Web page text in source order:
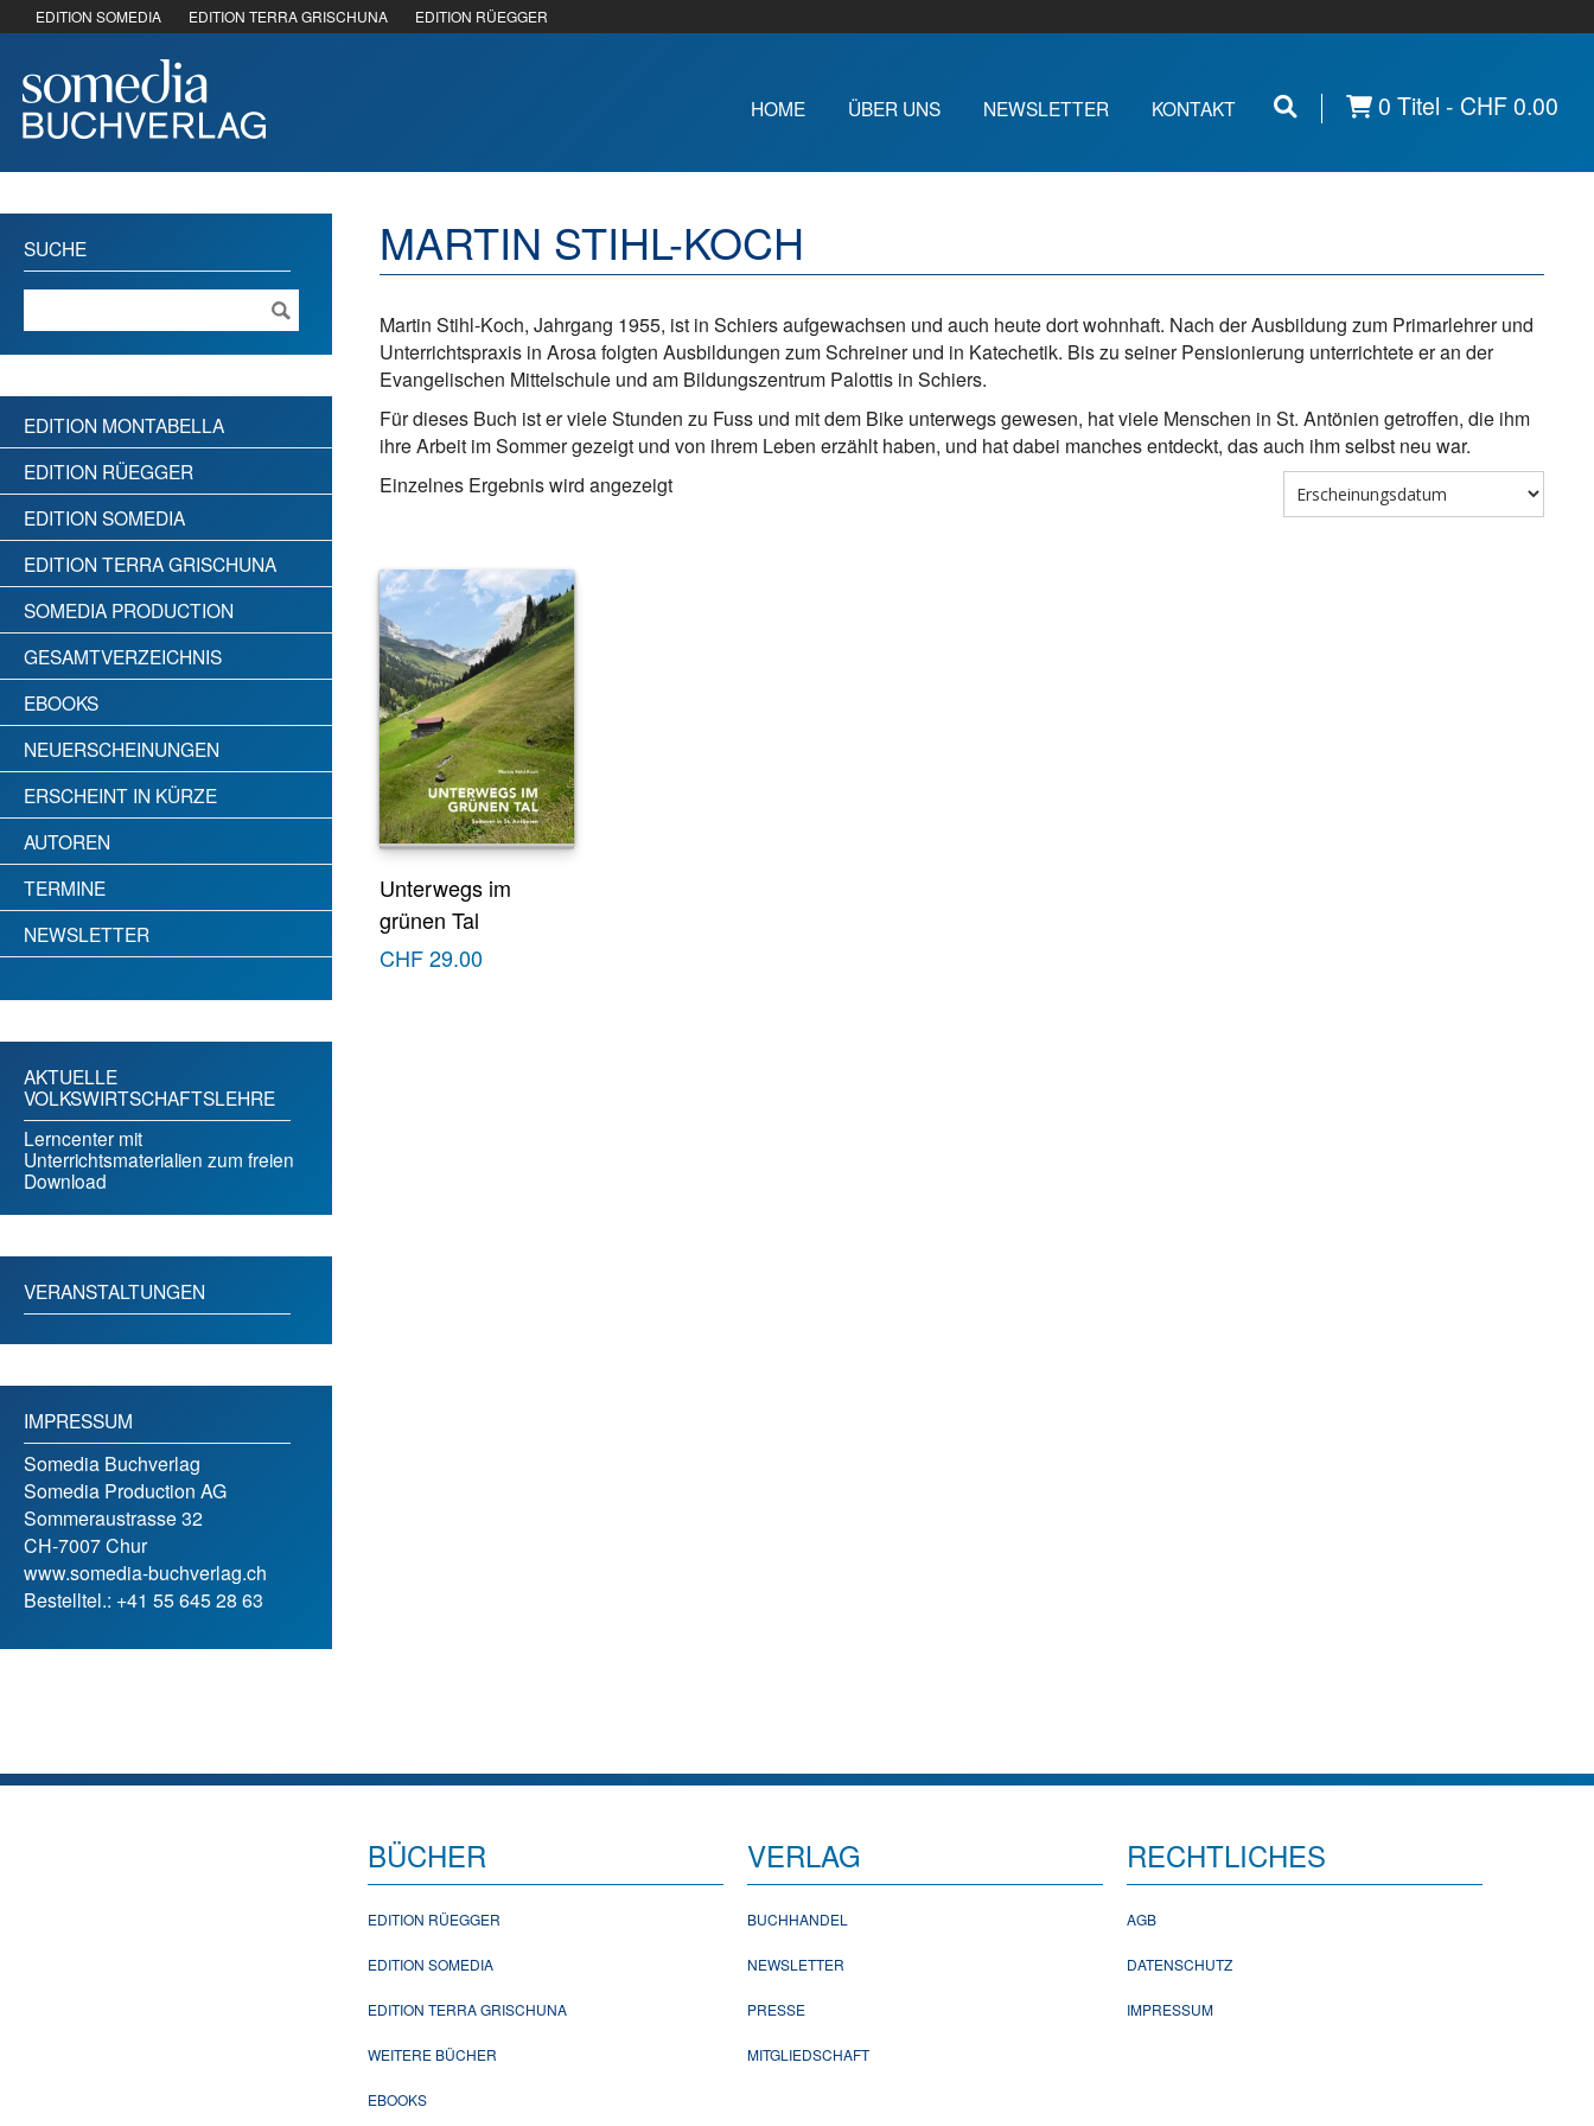
EDITION SOMEDIA EDITION TERRA GRISCHUNA EDITION RÜEGGER
HOME ÜBER UNS NEWSLETTER KONTAKT 0 Titel - CHF0.00
MARTIN STIHL-KOCH
Martin Stihl-Koch, Jahrgang 1955, ist in Schiers aufgewachsen und auch heute dort wohnhaft. Nach der Ausbildung zum Primarlehrer und
Unterrichtspraxis in Arosa folgten Ausbildungen zum Schreiner und in Katechetik. Bis zu seiner Pensionierung unterrichtete er an der
Evangelischen Mittelschule und am Bildungszentrum Palottis in Schiers.
Für dieses Buch ist er viele Stunden zu Fuss und mit dem Bike unterwegs gewesen, hat viele Menschen in St. Antönien getroffen, die ihm
ihre Arbeit im Sommer gezeigt und von ihrem Leben erzählt haben, und hat dabei manches entdeckt, das auch ihm selbst neu war.
Einzelnes Ergebnis wird angezeigt
Unterwegs im
grünen Tal
CHF29.00
SUCHE
EDITION MONTABELLA
EDITION RÜEGGER
EDITION SOMEDIA
EDITION TERRA GRISCHUNA
SOMEDIA PRODUCTION
GESAMTVERZEICHNIS
EBOOKS
NEUERSCHEINUNGEN
ERSCHEINT IN KÜRZE
AUTOREN
TERMINE
NEWSLETTER
AKTUELLE
VOLKSWIRTSCHAFTSLEHRE
Lerncenter mit
Unterrichtsmaterialien zum freien
Download
VERANSTALTUNGEN
IMPRESSUM
Somedia Buchverlag
Somedia Production AG
Sommeraustrasse 32
CH-7007 Chur
www.somedia-buchverlag.ch
Bestelltel.: +41 55 645 28 63
BÜCHER
EDITION RÜEGGER
EDITION SOMEDIA
EDITION TERRA GRISCHUNA
WEITERE BÜCHER
EBOOKS
VERLAG
BUCHHANDEL
NEWSLETTER
PRESSE
MITGLIEDSCHAFT
RECHTLICHES
AGB
DATENSCHUTZ
IMPRESSUM